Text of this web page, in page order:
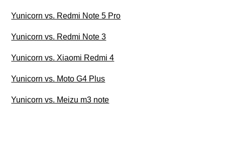
Yunicorn vs. Redmi Note 5 Pro
Yunicorn vs. Redmi Note 3
Yunicorn vs. Xiaomi Redmi 4
Yunicorn vs. Moto G4 Plus
Yunicorn vs. Meizu m3 note